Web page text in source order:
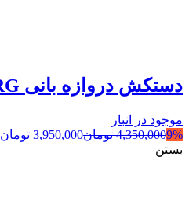
دستکش دروازه بانی RG
موجود در انبار
9%
4,350,000 تومان3,950,000 تومان
بستن